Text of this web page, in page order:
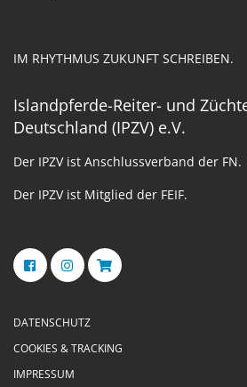
IM RHYTHMUS ZUKUNFT SCHREIBEN.
Islandpferde-Reiter- und
Deutschland (IPZV) e.V.
Der IPZV ist Anschlussverband der FN.
Der IPZV ist Mitglied der FEIF.
DATENSCHUTZ
COOKIES & TRACKING
IMPRESSUM